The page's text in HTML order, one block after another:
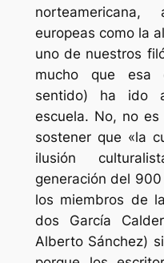
europeas como la
uno de nuestros
mucho que esa
sentido) ha ido
escuela. No, no
sostener que «la
ilusión
generación del
los miembros de
dos García
Alberto Sánchez)